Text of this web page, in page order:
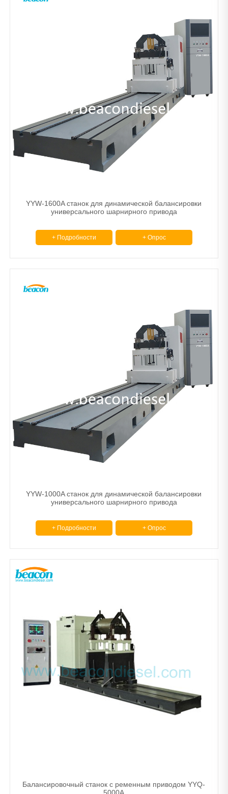
YYW-1600A станок для динамической балансировки
универсального шарнирного привода
+ Подробности + Опрос
YYW-1000A станок для динамической балансировки
универсального шарнирного привода
+ Подробности + Опрос
Балансировочный станок с ременным приводом YYQ-